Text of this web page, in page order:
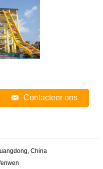
Contacteer ons
China